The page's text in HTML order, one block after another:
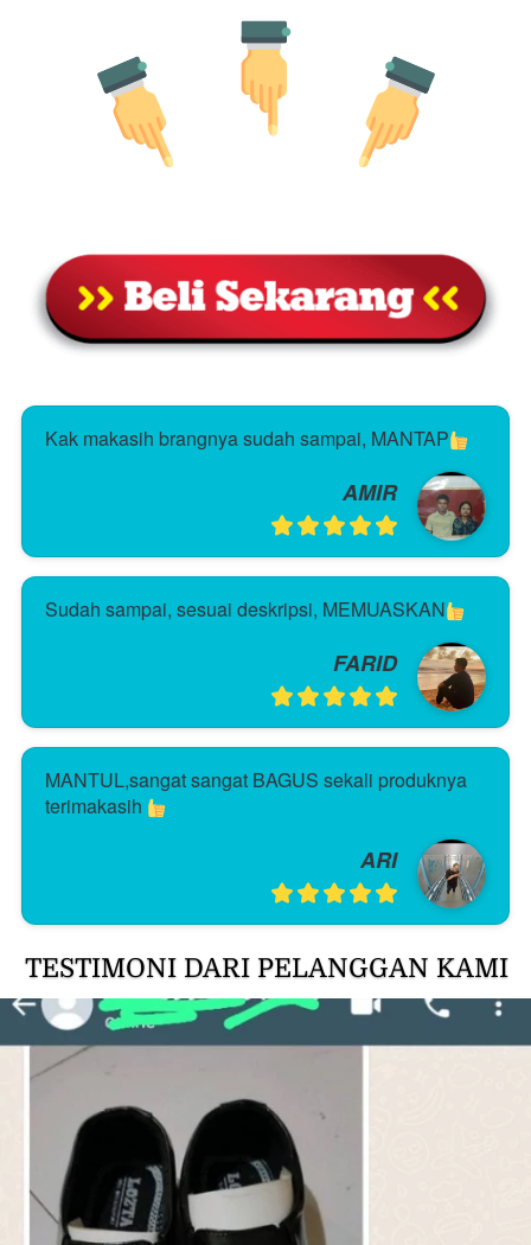
Kak makasih brangnya sudah sampai, MANTAP
AMIR
Sudah sampai, sesuai deskripsi, MEMUASKAN
FARID
MANTUL,sangat sangat BAGUS sekali produknya
terimakasih
ARI
TESTIMONI DARI PELANGGAN KAMI